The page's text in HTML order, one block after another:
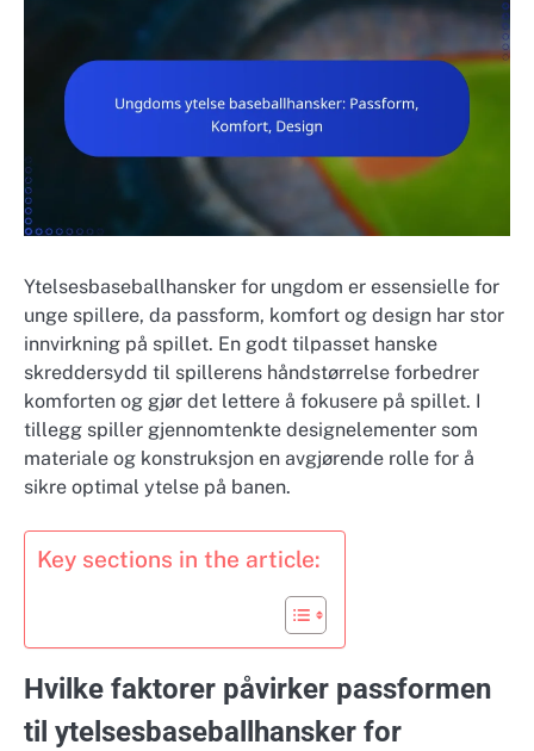
Ytelsesbaseballhansker for ungdom er essensielle for
unge spillere, da passform, komfort og design har stor
innvirkning på spillet. En godt tilpasset hanske
skreddersydd til spillerens håndstørrelse forbedrer
komforten og gjør det lettere å fokusere på spillet. I
tillegg spiller gjennomtenkte designelementer som
materiale og konstruksjon en avgjørende rolle for å
sikre optimal ytelse på banen.
Key sections in the article:
Hvilke faktorer påvirker passformen
til ytelsesbaseballhansker for